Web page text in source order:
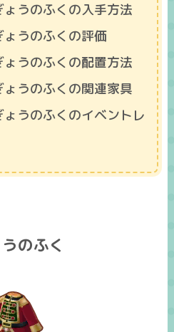
うのふくの入手方法
うのふくの評価
うのふくの配置方法
うのふくの関連家具
うのふくのイベントレ
のふく